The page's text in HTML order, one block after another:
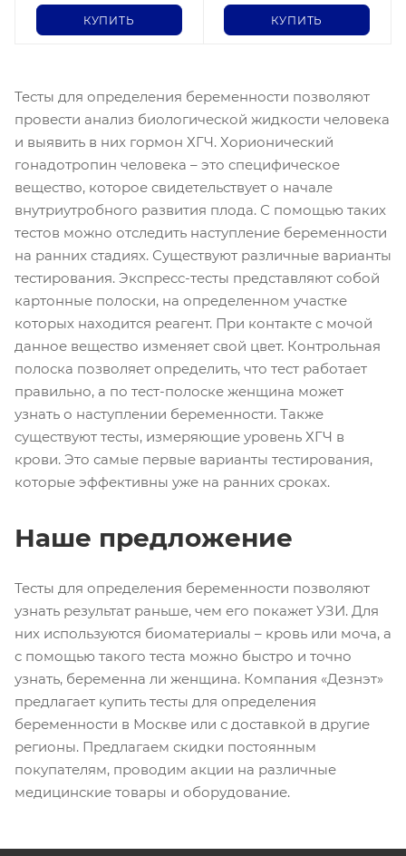
КУПИТЬ КУПИТЬ
Тесты для определения беременности позволяют
провести анализ биологической жидкости человека
и выявить в них гормон ХГЧ. Хорионический
гонадотропин человека – это специфическое
вещество, которое свидетельствует о начале
внутриутробного развития плода. С помощью таких
тестов можно отследить наступление беременности
на ранних стадиях. Существуют различные варианты
тестирования. Экспресс-тесты представляют собой
картонные полоски, на определенном участке
которых находится реагент. При контакте с мочой
данное вещество изменяет свой цвет. Контрольная
полоска позволяет определить, что тест работает
правильно, а по тест-полоске женщина может
узнать о наступлении беременности. Также
существуют тесты, измеряющие уровень ХГЧ в
крови. Это самые первые варианты тестирования,
которые эффективны уже на ранних сроках.
Наше предложение
Тесты для определения беременности позволяют
узнать результат раньше, чем его покажет УЗИ. Для
них используются биоматериалы – кровь или моча, а
с помощью такого теста можно быстро и точно
узнать, беременна ли женщина. Компания «Дезнэт»
предлагает купить тесты для определения
беременности в Москве или с доставкой в другие
регионы. Предлагаем скидки постоянным
покупателям, проводим акции на различные
медицинские товары и оборудование.